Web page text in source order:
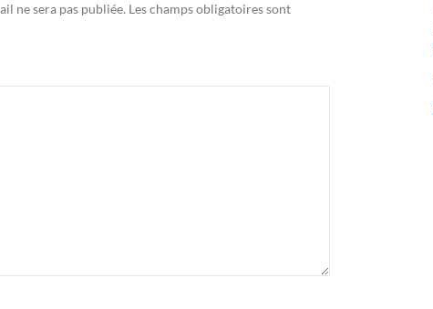
ne sera pas publiée. Les champs obligatoires sont